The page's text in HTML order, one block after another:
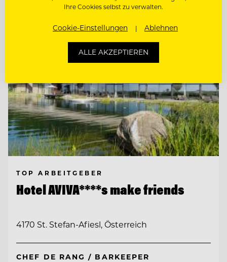
TOP ARBEITGEBER
Hotel AVIVA****s make friends
4170 St. Stefan-Afiesl, Österreich
CHEF DE RANG / BARKEEPER
Ihre Cookies selbst zu verwalten.
Cookie-Einstellungen Ablehnen
ALLE AKZEPTIEREN